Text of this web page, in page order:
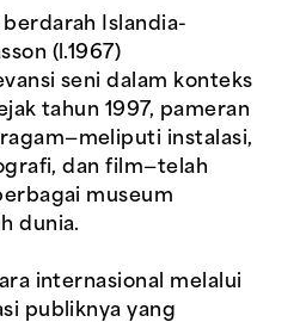
Islandia-
(l.1967)
seni dalam konteks
tahun 1997, pameran
instalasi,
dan film—telah
museum
dunia.
internasional melalui
publiknya yang